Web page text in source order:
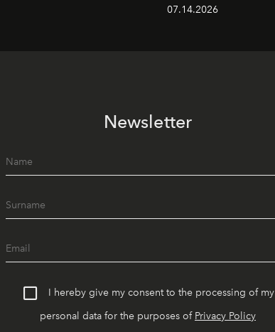
07.14.2026
Newsletter
I hereby give my consent to the processing of my
personal data for the purposes of Privacy Policy